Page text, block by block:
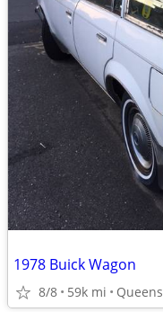
1978 Buick Wagon
8/8 59k mi Queens